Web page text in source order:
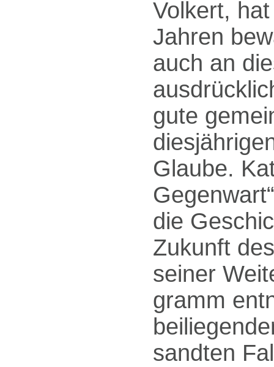
Volkert,
Jahren
auch an
gute
Glaube.
die
Zukunft
seiner
gramm
sandten